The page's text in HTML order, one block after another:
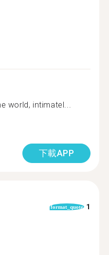
world, intimatel...
下載APP
format_quote 1